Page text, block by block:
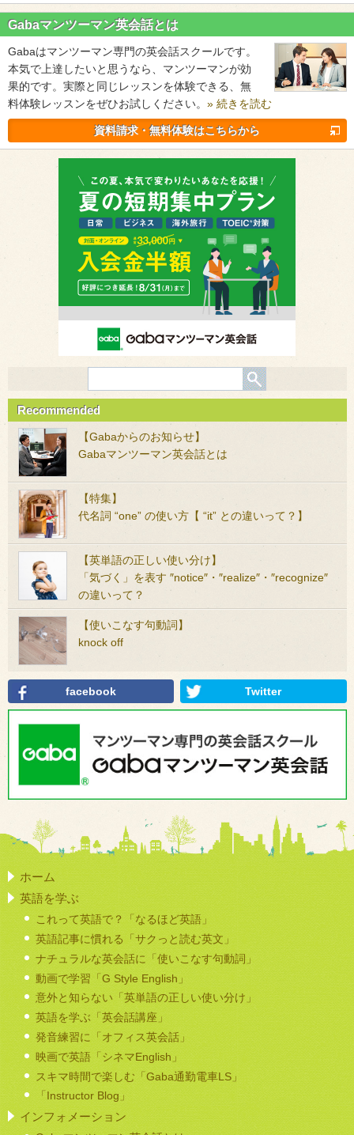
Gabaマンツーマン英会話とは
Gabaはマンツーマン専門の英会話スクールです。
本気で上達したいと思うなら、マンツーマンが効
果的です。実際と同じレッスンを体験できる、無
料体験レッスンをぜひお試しください。 » 続きを読む
資料請求・無料体験はこちらから
Recommended
【Gabaからのお知らせ】
Gabaマンツーマン英会話とは
【特集】
代名詞 “one” の使い方【 “it” との違いって？】
【英単語の正しい使い分け】
「気づく」を表す ″notice″・″realize″・″recognize″
の違いって？
【使いこなす句動詞】
knock off
facebook Twitter
ホーム
英語を学ぶ
これって英語で？「なるほど英語」
英語記事に慣れる「サクっと読む英文」
ナチュラルな英会話に「使いこなす句動詞」
動画で学習「G Style English」
意外と知らない「英単語の正しい使い分け」
英語を学ぶ「英会話講座」
発音練習に「オフィス英会話」
映画で英語「シネマEnglish」
スキマ時間で楽しむ「Gaba通勤電車LS」
「Instructor Blog」
インフォメーション